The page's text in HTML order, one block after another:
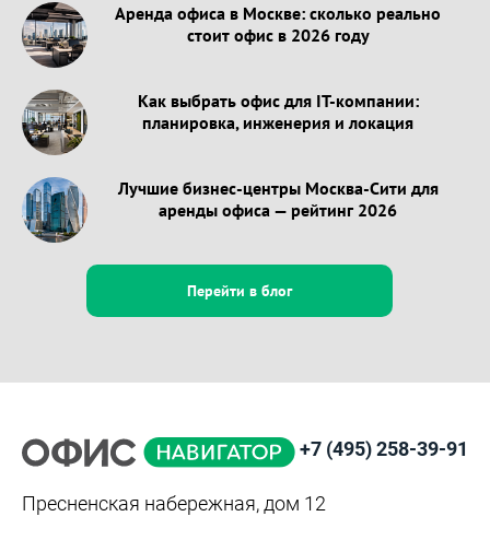
Аренда офиса в Москве: сколько реально
стоит офис в 2026 году
Как выбрать офис для IT-компании:
планировка, инженерия и локация
Лучшие бизнес-центры Москва-Сити для
аренды офиса — рейтинг 2026
Перейти в блог
+7 (495) 258-39-91
Пресненская набережная, дом 12